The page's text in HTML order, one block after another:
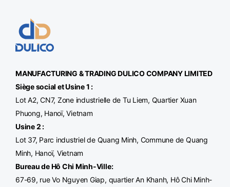
MANUFACTURING & TRADINGDULICOCOMPANY LIMITED
Siège social et Usine 1 :
Lot A2, CN7, Zone industrielle de Tu Liem, Quartier Xuan
Phuong, Hanoï, Vietnam
Usine 2 :
Lot 37, Parc industriel de Quang Minh, Commune de Quang
Minh, Hanoï, Vietnam
Bureau de Hô Chi Minh-Ville:
67-69, rue Vo Nguyen Giap, quartier An Khanh, Hô Chi Minh-